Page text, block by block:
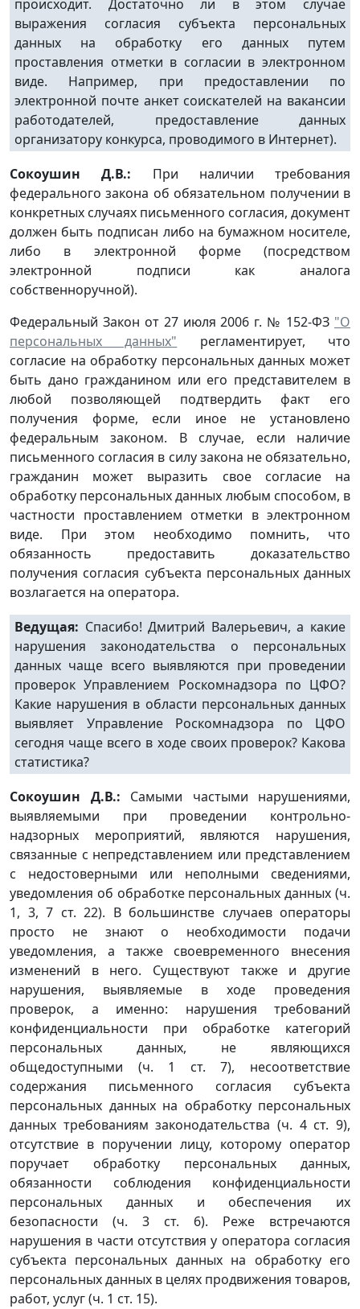
происходит. Достаточно ли в этом случае
выражения согласия субъекта персональных
данных на обработку его данных путем
проставления отметки в согласии в электронном
виде. Например, при предоставлении по
электронной почте анкет соискателей на вакансии
работодателей, предоставление данных
организатору конкурса, проводимого в Интернет).
Сокоушин Д.В.: При наличии требования
федерального закона об обязательном получении в
конкретных случаях письменного согласия, документ
должен быть подписан либо на бумажном носителе,
либо в электронной форме (посредством
электронной подписи как аналога
собственноручной).
Федеральный Закон от 27 июля 2006 г. № 152-ФЗ "О
персональных данных" регламентирует, что
согласие на обработку персональных данных может
быть дано гражданином или его представителем в
любой позволяющей подтвердить факт его
получения форме, если иное не установлено
федеральным законом. В случае, если наличие
письменного согласия в силу закона не обязательно,
гражданин может выразить свое согласие на
обработку персональных данных любым способом, в
частности проставлением отметки в электронном
виде. При этом необходимо помнить, что
обязанность предоставить доказательство
получения согласия субъекта персональных данных
возлагается на оператора.
Ведущая: Спасибо! Дмитрий Валерьевич, а какие
нарушения законодательства о персональных
данных чаще всего выявляются при проведении
проверок Управлением Роскомнадзора по ЦФО?
Какие нарушения в области персональных данных
выявляет Управление Роскомнадзора по ЦФО
сегодня чаще всего в ходе своих проверок? Какова
статистика?
Сокоушин Д.В.: Самыми частыми нарушениями,
выявляемыми при проведении контрольно-
надзорных мероприятий, являются нарушения,
связанные с непредставлением или представлением
с недостоверными или неполными сведениями,
уведомления об обработке персональных данных (ч.
1, 3, 7 ст. 22). В большинстве случаев операторы
просто не знают о необходимости подачи
уведомления, а также своевременного внесения
изменений в него. Существуют также и другие
нарушения, выявляемые в ходе проведения
проверок, а именно: нарушения требований
конфиденциальности при обработке категорий
персональных данных, не являющихся
общедоступными (ч. 1 ст. 7), несоответствие
содержания письменного согласия субъекта
персональных данных на обработку персональных
данных требованиям законодательства (ч. 4 ст. 9),
отсутствие в поручении лицу, которому оператор
поручает обработку персональных данных,
обязанности соблюдения конфиденциальности
персональных данных и обеспечения их
безопасности (ч. 3 ст. 6). Реже встречаются
нарушения в части отсутствия у оператора согласия
субъекта персональных данных на обработку его
персональных данных в целях продвижения товаров,
работ, услуг (ч. 1 ст. 15).